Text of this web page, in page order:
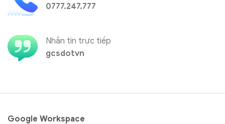
0777.247.777
Nhắn tin trực tiếp
gcsdotvn
Google Workspace